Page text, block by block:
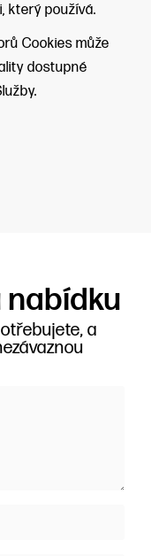
který používá.
Cookies může
dostupné
a